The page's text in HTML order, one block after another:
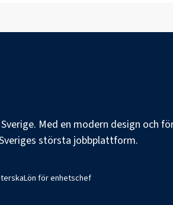
Med en modern design
största jobbplattform.
Lön för enhetschef